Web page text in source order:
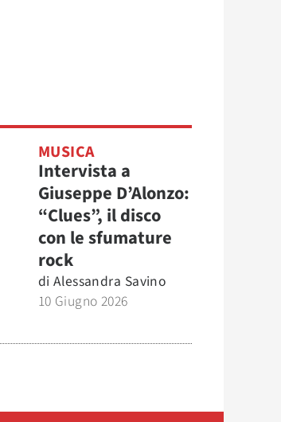
MUSICA
Intervista a
Giuseppe D’Alonzo:
“Clues”, il disco
con le sfumature
rock
di Alessandra Savino
10 Giugno 2026